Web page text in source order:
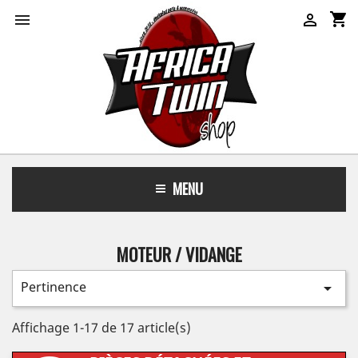
 shopping_cart

MENU
MOTEUR / VIDANGE
Pertinence 
Affichage 1-17 de 17 article(s)